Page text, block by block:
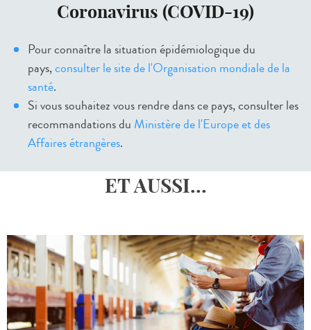
Coronavirus (COVID-19)
Pour connaître la situation épidémiologique du
pays,consulter le site de l'Organisation mondiale de la
santé.
Si vous souhaitez vous rendre dans ce pays, consulter les
recommandations du Ministère de l'Europe et des
Affaires étrangères.
ET AUSSI...